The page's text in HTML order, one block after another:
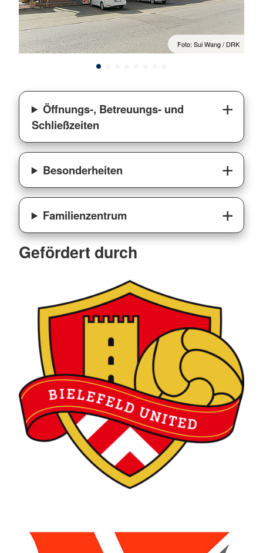
Foto: Sui Wang / DRK
Öffnungs-, Betreuungs- und
Schließzeiten
Besonderheiten
Familienzentrum
Gefördert durch